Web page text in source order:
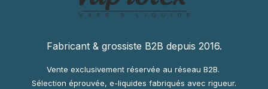
Fabricant & grossiste B2B depuis 2016.
Vente exclusivement réservée au réseau B2B.
Sélection éprouvée, e-liquides fabriqués avec rigueur.